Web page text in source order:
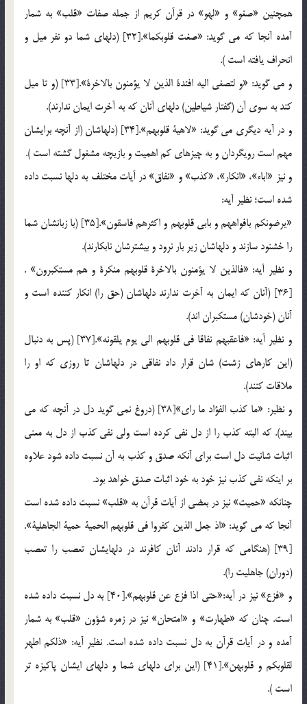
همچنين «صغو» و «لهو» در قرآن كريم از جمله صفات «قلب» به شمار
آمده آنجا كه مي گويد: «صغت قلوبكما».[32] (دلهاي شما دو نفر ميل و
انحراف يافته است ).
و مي گويد: «و لتصغي اليه افئدة الذين لا يؤمنون بالاخرة».[33] (و تا ميل
كند به سوي آن (گفتار شياطين) دلهاي آنان كه به آخرت ايمان ندارند).
و در آيه ديگري مي گويد: «لاهية قلوبهم».[34] (دلهاشان (از آنچه برايشان
مهم است رويگردان و به چيزهاي كم اهميت و بازيچه مشغول گشته است ).
و نيز «اباء»، «انكار»، «كذب» و «نفاق» در آيات مختلف به دلها نسبت داده
شده است؛ نظير آيه:
«يرضونكم بافواههم و بابي قلوبهم و اكثرهم فاسقون».[35] (با زبانشان شما
را خشنود سازند و دلهاشان زير بار نرود و بيشترشان نابكارند).
و نظير آيه: «فالذين لا يؤمنون بالاخرة قلوبهم منكرة و هم مستكبرون» .
[36] (آنان كه ايمان به آخرت ندارند دلهاشان (حق را) انكار كننده است و
آنان (خودشان) مستكبران اند).
و نظير آيه: «فاعقبهم نفاقا في قلوبهم الي يوم يلقونه».[37] (پس به دنبال
(اين كارهاي زشت) شان قرار داد نفاقي در دلهاشان تا روزي كه او را
ملاقات كنند).
و نظير: «ما كذب الفؤاد ما راي»[38] (دروغ نمي گويد دل در آنچه كه مي
بيند). كه البته كذب را از دل نفي كرده است ولي نفي كذب از دل به معني
اثبات شانيت دل است براي آنكه صدق و كذب به آن نسبت داده شود علاوه
بر اينكه نفي كذب نيز خود به خود اثبات صدق خواهد بود.
چنانكه «حميت» نيز در بعضي از آيات قرآن به «قلب» نسبت داده شده است
آنجا كه مي گويد: «اذ جعل الذين كفروا في قلوبهم الحمية حمية الجاهلية».
[39] (هنگامي كه قرار دادند آنان كافرند در دلهايشان تعصب را تعصب
(دوران) جاهليت را).
و «فزع» نيز در آيه:«حتي اذا فزع عن قلوبهم».[40] به دل نسبت داده شده
است. چنان كه «طهارت» و «امتحان» نيز در زمره شؤون «قلب» به شمار
آمده و در آيات قرآن به دل نسبت داده شده است. نظير آيه: «ذلكم اطهر
لقلوبكم و قلوبهن».[41] (اين براي دلهاي شما و دلهاي ايشان پاكيزه تر
است ).